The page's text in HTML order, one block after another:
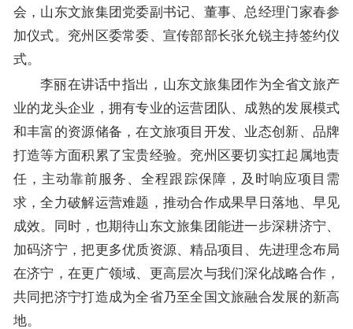
会，山东文旅集团党委副书记、董事、总经理门家春参
加仪式。兖州区委常委、宣传部部长张允锐主持签约仪
式。
李丽在讲话中指出，山东文旅集团作为全省文旅产
业的龙头企业，拥有专业的运营团队、成熟的发展模式
和丰富的资源储备，在文旅项目开发、业态创新、品牌
打造等方面积累了宝贵经验。兖州区要切实扛起属地责
任，主动靠前服务、全程跟踪保障，及时响应项目需
求，全力破解运营难题，推动合作成果早日落地、早见
成效。同时，也期待山东文旅集团能进一步深耕济宁、
加码济宁，把更多优质资源、精品项目、先进理念布局
在济宁，在更广领域、更高层次与我们深化战略合作，
共同把济宁打造成为全省乃至全国文旅融合发展的新高
地。